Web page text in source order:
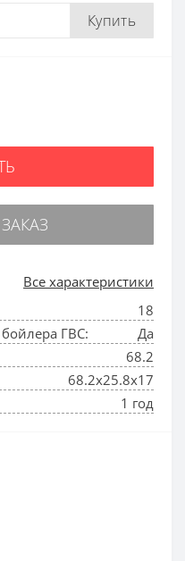
Купить
Все характеристики
18
ГВС:
Да
68.2
68.2x25.8x17
1 год